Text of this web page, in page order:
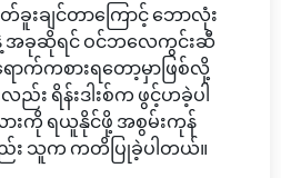
ချင်တာကြောင့် ဘောလုံး
နဲ့ အခုဆိုရင် ဝင်ဘလေကွင်းဆီ
ာက်ကစားရတော့မှာဖြစ်လို့
ည်း ရိန်းဒါးစ်က ဖွင့်ဟခဲ့ပါ
းကို ရယူနိုင်ဖို့ အစွမ်းကုန်
း သူက ကတိပြုခဲ့ပါတယ်။